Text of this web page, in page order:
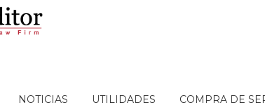
NOTICIAS UTILIDADES COMPRA DE